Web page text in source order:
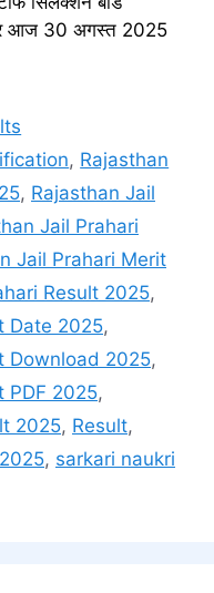
आज 30 अगस्त 2025
, Rajasthan
, Rajasthan Jail
Jail Prahari
Jail Prahari Merit
Result 2025,
Date 2025,
Download 2025,
PDF 2025,
2025, Result,
, sarkari naukri